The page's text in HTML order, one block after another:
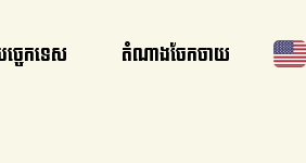
ច្ចេកទេស តំណាងចែកចាយ